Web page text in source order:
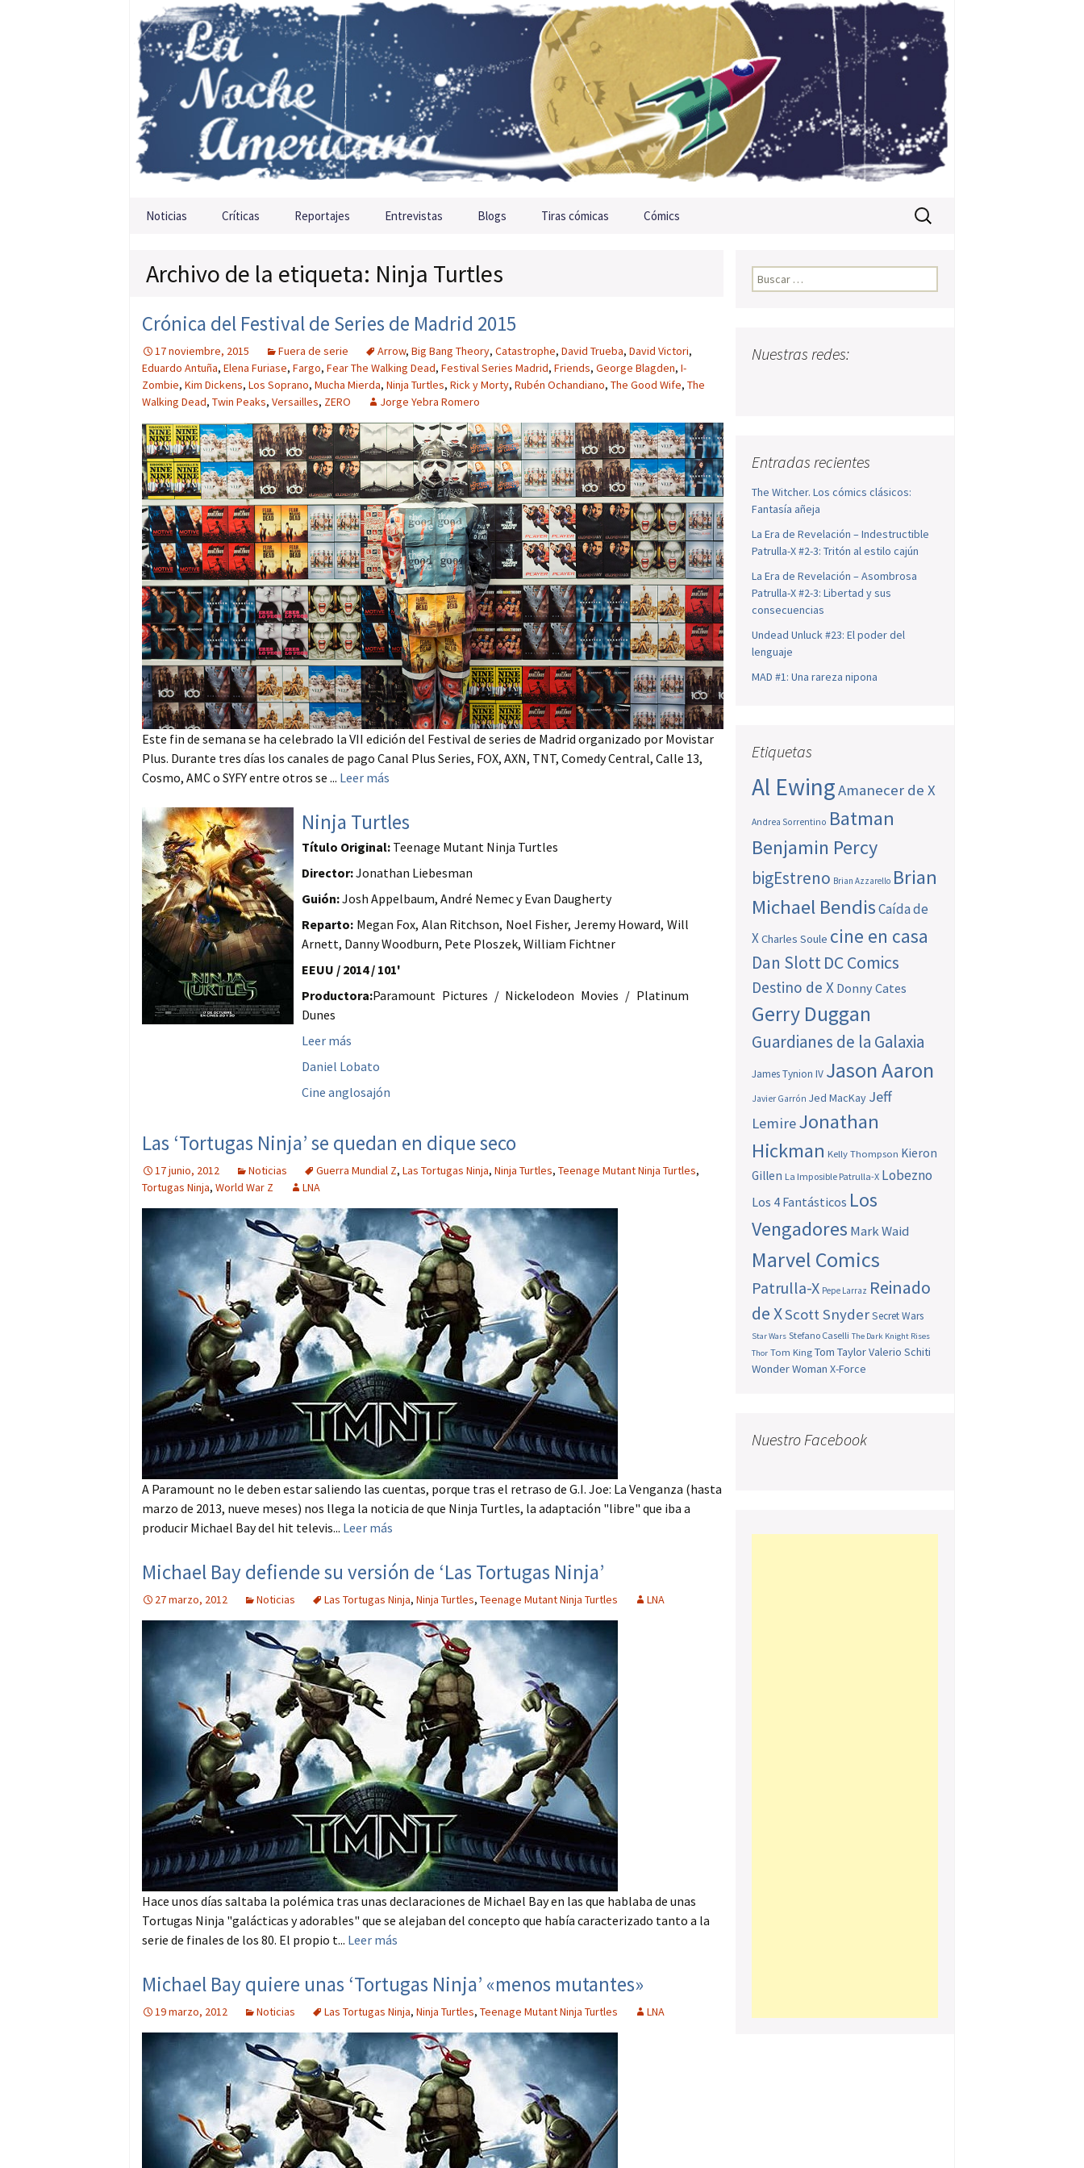
Saltar al contenido
Noticias Críticas Reportajes Entrevistas Blogs Tiras cómicas Cómics Buscar:
Archivo de la etiqueta: Ninja Turtles
Crónica del Festival de Series de Madrid 2015
17 noviembre, 2015 Fuera de serie Arrow, Big Bang Theory, Catastrophe, David Trueba, David Victori,
Eduardo Antuña, Elena Furiase, Fargo, Fear The Walking Dead, Festival Series Madrid, Friends, George Blagden, I-
Zombie, Kim Dickens, Los Soprano, Mucha Mierda, Ninja Turtles, Rick y Morty, Rubén Ochandiano, The Good Wife, The
Walking Dead, Twin Peaks, Versailles, ZERO Jorge Yebra Romero
Este fin de semana se ha celebrado la VII edición del Festival de series de Madrid organizado por Movistar
Plus. Durante tres días los canales de pago Canal Plus Series, FOX, AXN, TNT, Comedy Central, Calle 13,
Cosmo, AMC o SYFY entre otros se ... Leer más
Ninja Turtles
Título Original: Teenage Mutant Ninja Turtles
Director:Jonathan Liebesman
Guión:Josh Appelbaum, André Nemec y Evan Daugherty
Reparto: Megan Fox, Alan Ritchson, Noel Fisher, Jeremy Howard, Will
Arnett, Danny Woodburn, Pete Ploszek, William Fichtner
EEUU / 2014 / 101'
Productora:Paramount Pictures / Nickelodeon Movies / Platinum
Dunes
Leer más
Daniel Lobato
Cine anglosajón
Las ‘Tortugas Ninja’ se quedan en dique seco
17 junio, 2012 Noticias Guerra Mundial Z, Las Tortugas Ninja, Ninja Turtles, Teenage Mutant Ninja Turtles,
Tortugas Ninja, World War Z LNA
A Paramount no le deben estar saliendo las cuentas, porque tras el retraso de G.I. Joe: La Venganza (hasta
marzo de 2013, nueve meses) nos llega la noticia de que Ninja Turtles, la adaptación "libre" que iba a
producir Michael Bay del hit televis... Leer más
Michael Bay defiende su versión de ‘Las Tortugas Ninja’
27 marzo, 2012 Noticias Las Tortugas Ninja, Ninja Turtles, Teenage Mutant Ninja Turtles LNA
Hace unos días saltaba la polémica tras unas declaraciones de Michael Bay en las que hablaba de unas
Tortugas Ninja "galácticas y adorables" que se alejaban del concepto que había caracterizado tanto a la
serie de finales de los 80. El propio t... Leer más
Michael Bay quiere unas ‘Tortugas Ninja’ «menos mutantes»
19 marzo, 2012 Noticias Las Tortugas Ninja, Ninja Turtles, Teenage Mutant Ninja Turtles LNA
Buscar:
Nuestras redes:
Entradas recientes
The Witcher. Los cómics clásicos:
Fantasía añeja
La Era de Revelación – Indestructible
Patrulla-X #2-3: Tritón al estilo cajún
La Era de Revelación – Asombrosa
Patrulla-X #2-3: Libertad y sus
consecuencias
Undead Unluck #23: El poder del
lenguaje
MAD #1: Una rareza nipona
Etiquetas
Al EwingAmanecer de X
Andrea Sorrentino Batman
Benjamin Percy
bigEstreno Brian Azzarello Brian
Michael BendisCaída de
XCharles Soule cine en casa
Dan SlottDC Comics
Destino de X Donny Cates
Gerry Duggan
Guardianes de la Galaxia
James Tynion IV Jason Aaron
Javier Garrón Jed MacKay Jeff
LemireJonathan
Hickman Kelly Thompson Kieron
Gillen La Imposible Patrulla-X Lobezno
Los 4 Fantásticos Los
Vengadores Mark Waid
Marvel Comics
Patrulla-X Pepe Larraz Reinado
de XScott SnyderSecret Wars
Star Wars Stefano Caselli The Dark Knight Rises
Thor Tom King Tom TaylorValerio Schiti
Wonder Woman X-Force
Nuestro Facebook